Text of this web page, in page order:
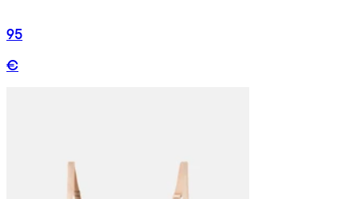
95
€